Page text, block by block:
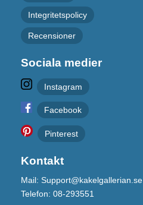
Integritetspolicy
Recensioner
Sociala medier
Instagram
Facebook
Pinterest
Kontakt
Mail: Support@kakelgallerian.se
Telefon: 08-293551